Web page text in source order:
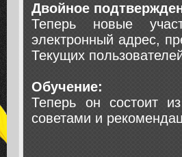
Двойное
Теперь новые
электронный адрес,
Текущих
Обучение:
Теперь он состоит
советами и